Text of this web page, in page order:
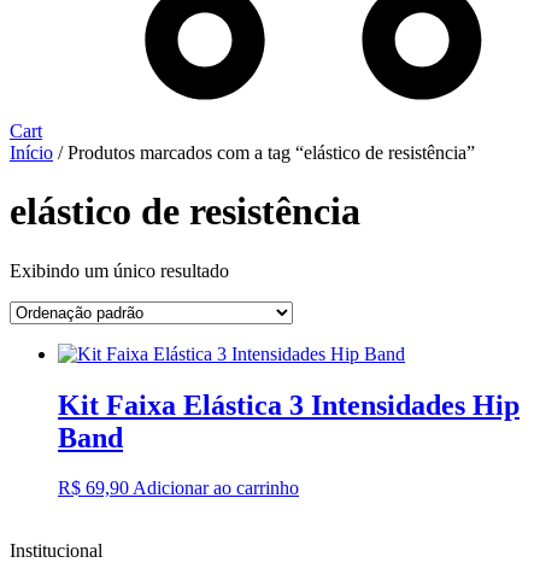
Cart
Início / Produtos marcados com a tag “elástico de resistência”
elástico de resistência
Exibindo um único resultado
Kit Faixa Elástica 3 Intensidades Hip
Band
R$ 69,90Adicionar ao carrinho
Institucional